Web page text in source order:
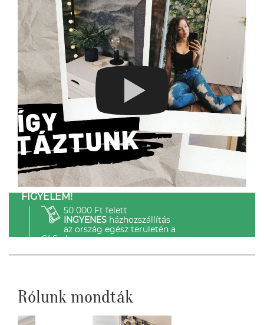
FIGYELEM!
50 000 Ft felett
INGYENESházhozszállítás
az ország egész területén a
GLS-el.
Rólunk mondták